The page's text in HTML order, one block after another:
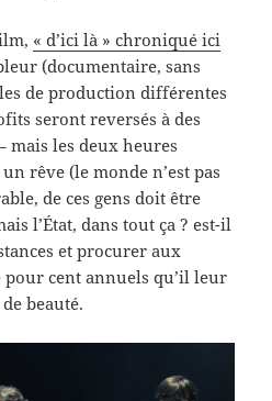
« d’ici là » chroniqué ici
(documentaire, sans
de production différentes
seront reversés à des
mais les deux heures
rêve (le monde n’est pas
de ces gens doit être
l’État, dans tout ça ? est-il
et procurer aux
cent annuels qu’il leur
beauté.